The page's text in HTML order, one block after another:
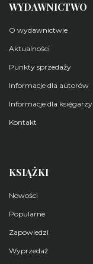
WYDAWNICTWO
O wydawnictwie
Aktualności
Punkty sprzedaży
Informacje dla autorów
Informacje dla księgarzy
Kontakt
KSIĄŻKI
Nowości
Popularne
Zapowiedzi
Wyprzedaż